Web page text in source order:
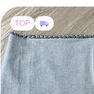
TOP